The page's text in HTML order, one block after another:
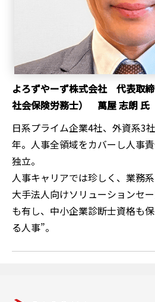
よろずやーず株式会社 代表取
社会保険労務士） 萬屋 志朗 氏
日系プライム企業4社、外資系3
年。人事全領域をカバーし人事
独立。
人事キャリアでは珍しく、業務
大手法人向けソリューションセ
も有し、中小企業診断士資格も
る人事”。